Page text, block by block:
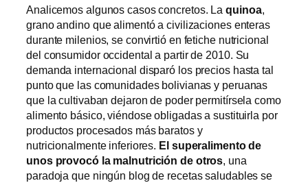
Analicemos algunos casos concretos. Laquinoa,
grano andino que alimentó a civilizaciones enteras
durante milenios, se convirtió en fetiche nutricional
del consumidor occidental a partir de 2010. Su
demanda internacional disparó los precios hasta tal
punto que las comunidades bolivianas y peruanas
que la cultivaban dejaron de poder permitírsela como
alimento básico, viéndose obligadas a sustituirla por
productos procesados más baratos y
nutricionalmente inferiores. El superalimento de
unos provocó la malnutrición de otros, una
paradoja que ningún blog de recetas saludables se